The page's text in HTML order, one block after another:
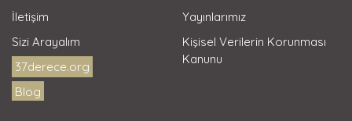
İletişim
Sizi Arayalım
37derece.org
Blog
Yayınlarımız
Kişisel Verilerin Korunması
Kanunu